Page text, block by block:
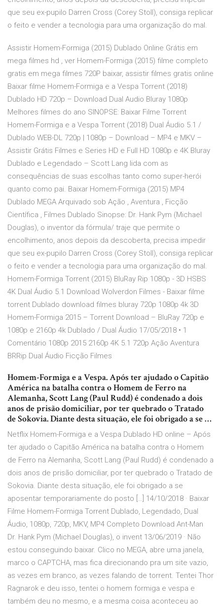
que seu ex-pupilo Darren Cross (Corey Stoll), consiga replicar
o feito e vender a tecnologia para uma organização do mal.
Assistir Homem-Formiga (2015) Dublado Online Grátis em
mega filmes hd , ver Homem-Formiga (2015) filme completo
gratis em mega filmes 720P baixar, assistir filmes gratis online
Baixar filme Homem-Formiga e a Vespa Torrent (2018)
Dublado HD 720p – Download Dual Audio Bluray 1080p
Melhores filmes do ano SINOPSE: Baixar Filme Torrent
Homem-Formiga e a Vespa Torrent (2018) Dual Áudio 5.1 /
Dublado WEB-DL 720p | 1080p – Download – MP4 e MKV –
Assistir Grátis Filmes e Series HD e Full HD 1080p e 4K Bluray
Dublado e Legendado – Scott Lang lida com as
consequências de suas escolhas tanto como super-herói
quanto como pai. Baixar Homem-Formiga (2015) MP4
Dublado MEGA Arquivado sob Ação , Aventura , Ficção
Científica , Filmes Dublado Sinopse: Dr. Hank Pym (Michael
Douglas), o inventor da fórmula/ traje que permite o
encolhimento, anos depois da descoberta, precisa impedir
que seu ex-pupilo Darren Cross (Corey Stoll), consiga replicar
o feito e vender a tecnologia para uma organização do mal.
Homem-Formiga Torrent (2015) BluRay Rip 1080p - 3D HSBS
4K Dual Áudio 5.1 Download Wolverdon Filmes - Baixar filme
torrent Dublado download filmes bluray 720p 1080p 4k 3D
Homem-Formiga 2015 – Torrent Download – BluRay 720p e
1080p e 2160p 4k Dublado / Dual Áudio 17/05/2018 • 1
Comentário 1080p 2015 2160p 4K 5.1 720p Ação Aventura
BRRip Dual Áudio Ficção Filmes
Homem-Formiga e a Vespa. Após ter ajudado o Capitão
América na batalha contra o Homem de Ferro na
Alemanha, Scott Lang (Paul Rudd) é condenado a dois
anos de prisão domiciliar, por ter quebrado o Tratado
de Sokovia. Diante desta situação, ele foi obrigado a se …
Netflix Homem-Formiga e a Vespa Dublado HD online – Após
ter ajudado o Capitão América na batalha contra o Homem
de Ferro na Alemanha, Scott Lang (Paul Rudd) é condenado a
dois anos de prisão domiciliar, por ter quebrado o Tratado de
Sokovia. Diante desta situação, ele foi obrigado a se
aposentar temporariamente do posto […] 14/10/2018 · Baixar
Filme Homem-Formiga Torrent Dublado, Legendado, Dual
Áudio, 1080p, 720p, MKV, MP4 Completo Download Ant-Man
Dr. Hank Pym (Michael Douglas), o invent 13/06/2019 · Não
estou conseguindo baixar. Clico no MEGA, abre uma janela,
marco o CAPTCHA, mas fica direcionando pra um site vazio,
as vezes em branco, as vezes falando de torrent. Tentei Thor
Ragnarok e deu isso, tentei o homem formiga e vespa e
também deu no mesmo, e a mesma coisa aconteceu ao